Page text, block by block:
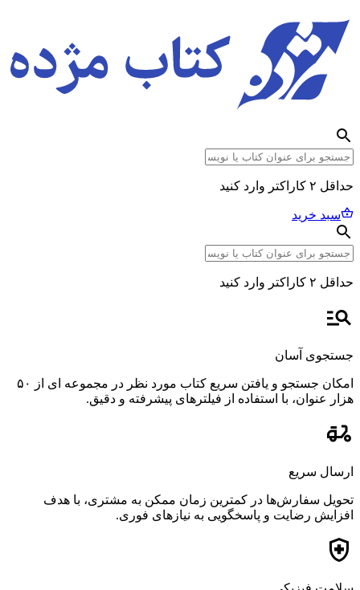
حداقل ۲ کاراکتر وارد کنید
سبد خرید
حداقل ۲ کاراکتر وارد کنید
جستجوی آسان
امکان جستجو و یافتن سریع کتاب مورد نظر در مجموعه ای از ۵۰
هزار عنوان، با استفاده از فیلترهای پیشرفته و دقیق.
ارسال سریع
تحویل سفارش‌ها در کمترین زمان ممکن به مشتری، با هدف
افزایش رضایت و پاسخگویی به نیازهای فوری.